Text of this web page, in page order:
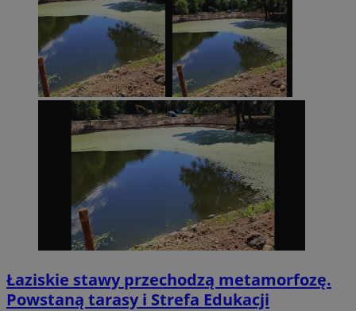
Łaziskie stawy przechodzą metamorfozę.
Powstaną tarasy i Strefa Edukacji